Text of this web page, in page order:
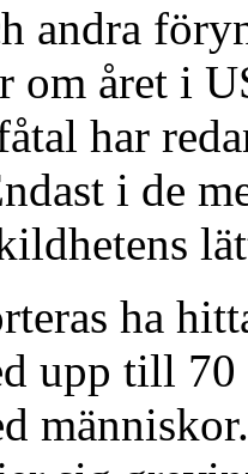
andra
året i
har
i de
ha
upp till